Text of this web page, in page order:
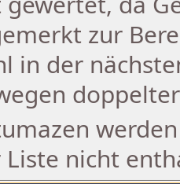
zur
in der
nicht